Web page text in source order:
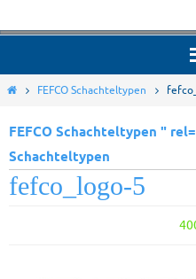
Inhalt
StartFEFCO Schachteltypen
FEFCO Schachteltypen "
Schachteltypen
fefco_logo-5